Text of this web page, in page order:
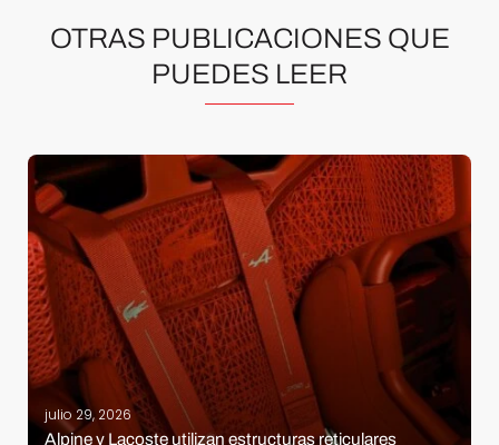
OTRAS PUBLICACIONES QUE
PUEDES LEER
julio 29, 2026
Alpine y Lacoste utilizan estructuras reticulares